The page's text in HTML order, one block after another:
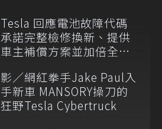
Tesla 回應電池故障代碼
承諾完整檢修換新、提供
車主補償方案並加倍全台
影／網紅拳手Jake Paul入
手新車 MANSORY操刀的
狂野Tesla Cybertruck